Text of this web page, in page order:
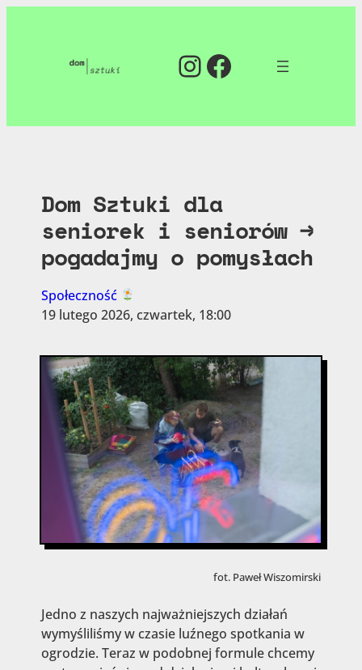
InstagramFacebook
Dom Sztuki dla
seniorek i seniorów →
pogadajmy o pomysłach
Społeczność
19 lutego 2026, czwartek, 18:00
fot. Paweł Wiszomirski
Jedno z naszych najważniejszych działań
wymyśliliśmy w czasie luźnego spotkania w
ogrodzie. Teraz w podobnej formule chcemy